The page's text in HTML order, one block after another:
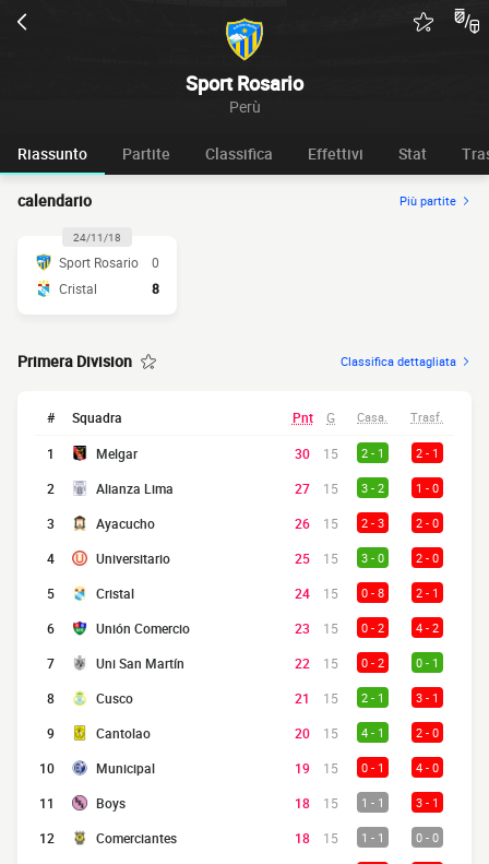
Sport Rosario
Perù
Riassunto Partite Classifica Effettivi Stat
calendario Più partite
24/11/18
Sport Rosario
0
Cristal
8
Primera Division Classifica dettagliata
# Squadra Pnt G Casa. Trasf.
1 Melgar 30 15 2 - 1 2 - 1
2 Alianza Lima 27 15 3 - 2 1 - 0
3 Ayacucho 26 15 2 - 3 2 - 0
4 Universitario 25 15 3 - 0 2 - 0
5 Cristal 24 15 0 - 8 2 - 1
6 Unión Comercio 23 15 0 - 2 4 - 2
7 Uni San Martín 22 15 0 - 2 0 - 1
8 Cusco 21 15 2 - 1 3 - 1
9 Cantolao 20 15 4 - 1 2 - 0
10 Municipal 19 15 0 - 1 4 - 0
11 Boys 18 15 1 - 1 3 - 1
12 Comerciantes 18 15 1 - 1 0 - 0